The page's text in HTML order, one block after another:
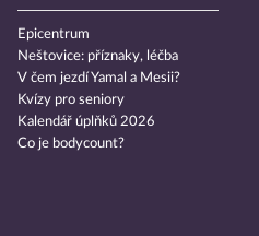
Epicentrum
Neštovice: příznaky, léčba
V čem jezdí Yamal a Mesii?
Kvízy pro seniory
Kalendář úplňků 2026
Co je bodycount?